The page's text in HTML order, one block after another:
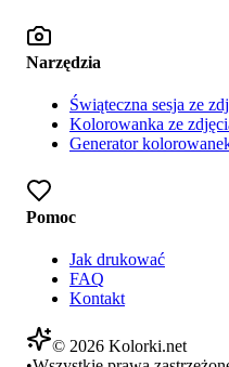
Narzędzia
Świąteczna sesja ze
Kolorowanka ze
Generator
Pomoc
Jak drukować
FAQ
Kontakt
© 2026 Kolorki.net